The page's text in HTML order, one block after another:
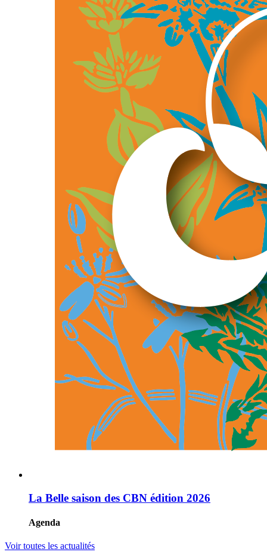
La Belle saison des CBN édition 2026
Agenda
Voir toutes les actualités